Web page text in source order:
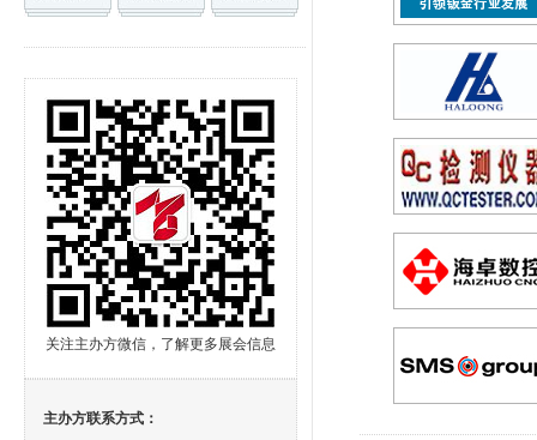
关注主办方微信，了解更多展会信息
主办方联系方式：